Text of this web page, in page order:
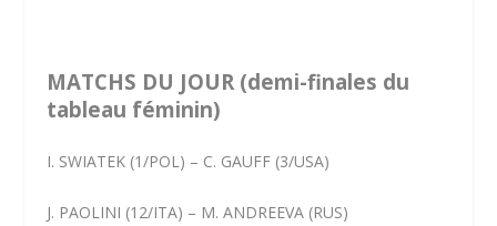
MATCHS DU JOUR (demi-finales du
tableau féminin)
I. SWIATEK (1/POL) – C. GAUFF (3/USA)
J. PAOLINI (12/ITA) – M. ANDREEVA (RUS)